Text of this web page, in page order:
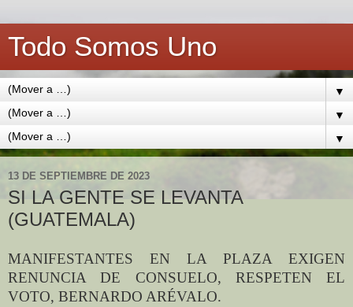
Todo Somos Uno
▼
▼
▼
13 DE SEPTIEMBRE DE 2023
SI LA GENTE SE LEVANTA
(GUATEMALA)
MANIFESTANTES EN LA PLAZA EXIGEN
RENUNCIA DE CONSUELO, RESPETEN EL
VOTO, BERNARDO ARÉVALO.